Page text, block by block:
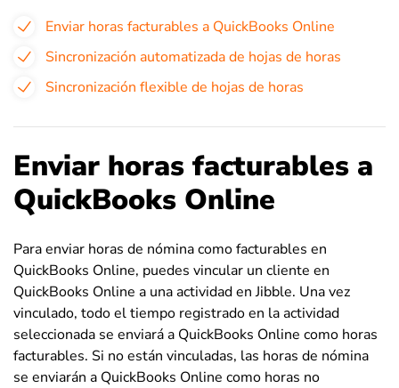
Enviar horas facturables a QuickBooks Online
Sincronización automatizada de hojas de horas
Sincronización flexible de hojas de horas
Enviar horas facturables a
QuickBooks Online
Para enviar horas de nómina como facturables en
QuickBooks Online, puedes vincular un cliente en
QuickBooks Online a una actividad en Jibble. Una vez
vinculado, todo el tiempo registrado en la actividad
seleccionada se enviará a QuickBooks Online como horas
facturables. Si no están vinculadas, las horas de nómina
se enviarán a QuickBooks Online como horas no